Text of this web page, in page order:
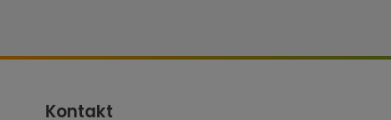
Kontakt